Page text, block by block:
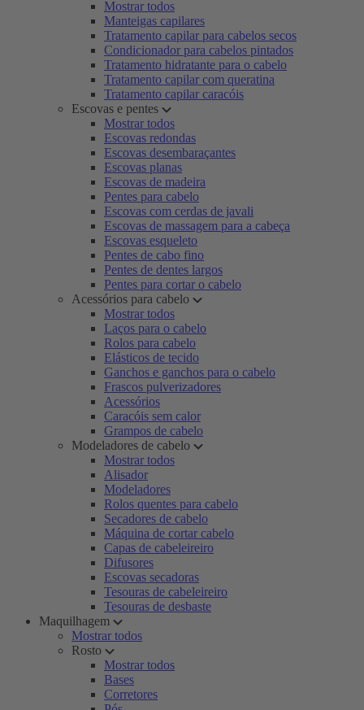
Mostrar todos
Manteigas capilares
Tratamento capilar para cabelos secos
Condicionador para cabelos pintados
Tratamento hidratante para o cabelo
Tratamento capilar com queratina
Tratamento capilar caracóis
Escovas e pentes
Mostrar todos
Escovas redondas
Escovas desembaraçantes
Escovas planas
Escovas de madeira
Pentes para cabelo
Escovas com cerdas de javali
Escovas de massagem para a cabeça
Escovas esqueleto
Pentes de cabo fino
Pentes de dentes largos
Pentes para cortar o cabelo
Acessórios para cabelo
Mostrar todos
Laços para o cabelo
Rolos para cabelo
Elásticos de tecido
Ganchos e ganchos para o cabelo
Frascos pulverizadores
Acessórios
Caracóis sem calor
Grampos de cabelo
Modeladores de cabelo
Mostrar todos
Alisador
Modeladores
Rolos quentes para cabelo
Secadores de cabelo
Máquina de cortar cabelo
Capas de cabeleireiro
Difusores
Escovas secadoras
Tesouras de cabeleireiro
Tesouras de desbaste
Maquilhagem
Mostrar todos
Rosto
Mostrar todos
Bases
Corretores